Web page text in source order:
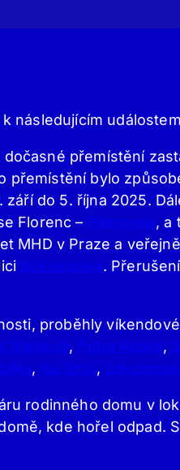
následujícím
přemístění
přemístění bylo
září do 5. října 2025.
Florenc – Palmovka, a
MHD v Praze a
Sokolovské.
proběhly
Náměstí, Petra Rezka,
, Na Strži,
rodinného domu v
kde hořel odpad.